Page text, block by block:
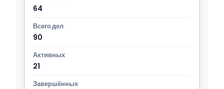
64
90
21